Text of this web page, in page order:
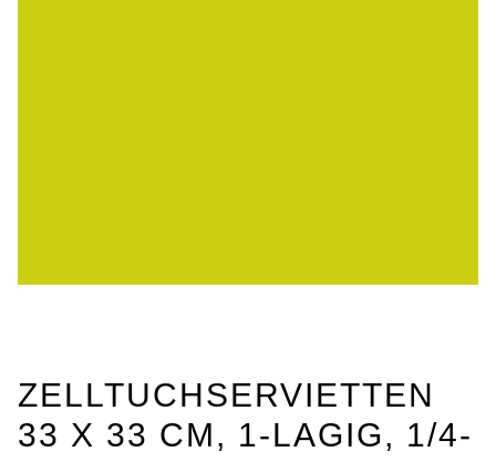
ZELLTUCHSERVIETTEN
33 X 33 CM, 1-LAGIG, 1/4-